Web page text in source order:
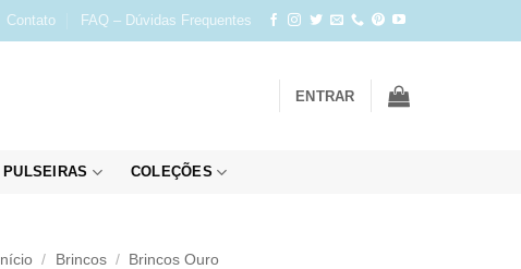
Contato FAQ – Dúvidas Frequentes
ENTRAR
PULSEIRAS COLEÇÕES
Início / Brincos / Brincos Ouro